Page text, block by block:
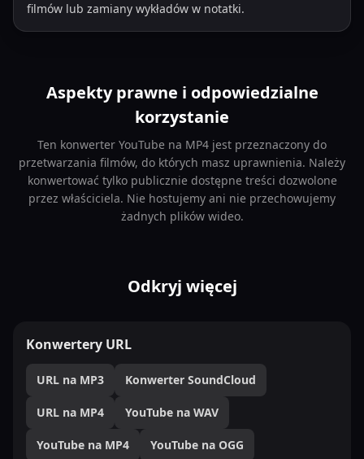
filmów lub zamiany wykładów w notatki.
Aspekty prawne i odpowiedzialne
korzystanie
Ten konwerter YouTube na MP4 jest przeznaczony do
przetwarzania filmów, do których masz uprawnienia. Należy
konwertować tylko publicznie dostępne treści dozwolone
przez właściciela. Nie hostujemy ani nie przechowujemy
żadnych plików wideo.
Odkryj więcej
Konwertery URL
URL na MP3 Konwerter SoundCloud
URL na MP4 YouTube na WAV
YouTube na MP4 YouTube na OGG